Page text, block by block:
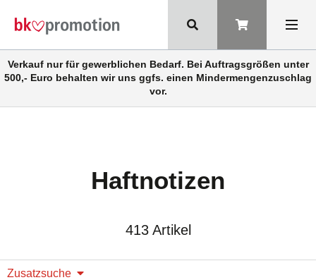
Verkauf nur für gewerblichen Bedarf. Bei Auftragsgrößen unter
500,- Euro behalten wir uns ggfs. einen Mindermengenzuschlag
vor.
Haftnotizen
413 Artikel
Zusatzsuche